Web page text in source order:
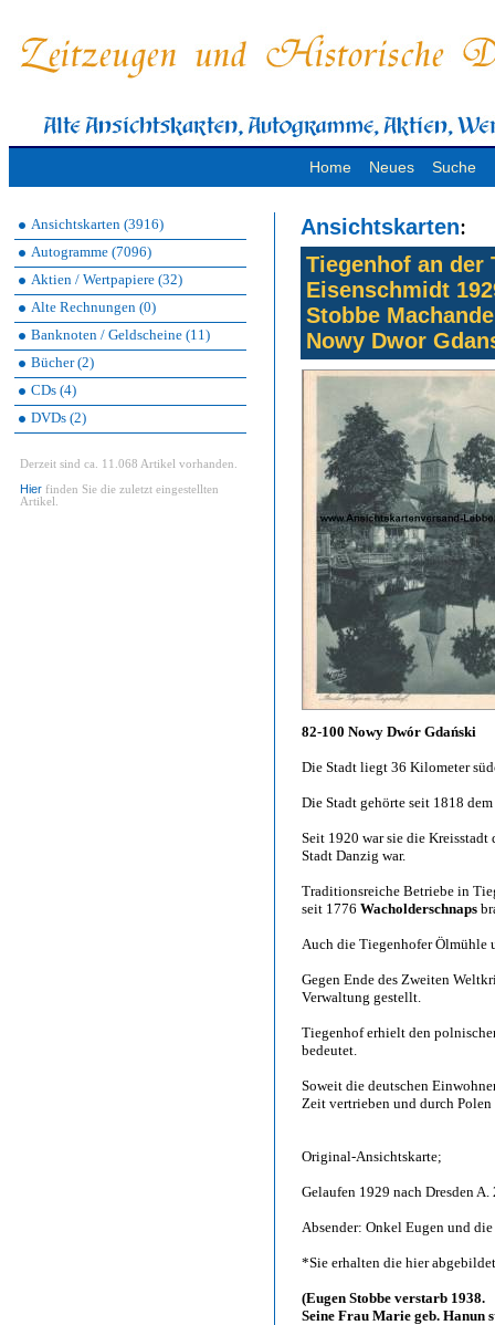
Home Neues Suche
Ansichtskarten (3916)
Autogramme (7096)
Aktien / Wertpapiere (32)
Alte Rechnungen (0)
Banknoten / Geldscheine (11)
Bücher (2)
CDs (4)
DVDs (2)
Derzeit sind ca. 11.068 Artikel vorhanden.
Hier finden Sie die zuletzt eingestellten
Artikel.
Ansichtskarten:
Tiegenhof an der
Eisenschmidt
Stobbe
Nowy Dwor
82-100 Nowy Dwór Gdański
Die Stadt liegt 36 Kilometer
Die Stadt gehörte seit 1818
Seit 1920 war sie die Kreisstadt
Stadt Danzig war.
Traditionsreiche Betriebe in
seit 1776 Wacholderschnaps
Auch die Tiegenhofer Ölmühle
Gegen Ende des Zweiten
Verwaltung gestellt.
Tiegenhof erhielt den
bedeutet.
Soweit die deutschen
Zeit vertrieben und durch Polen
Original-Ansichtskarte;
Gelaufen 1929 nach Dresden
Absender: Onkel Eugen und
*Sie erhalten die hier
(Eugen Stobbe verstarb 1938.
Seine Frau Marie geb. Hanun